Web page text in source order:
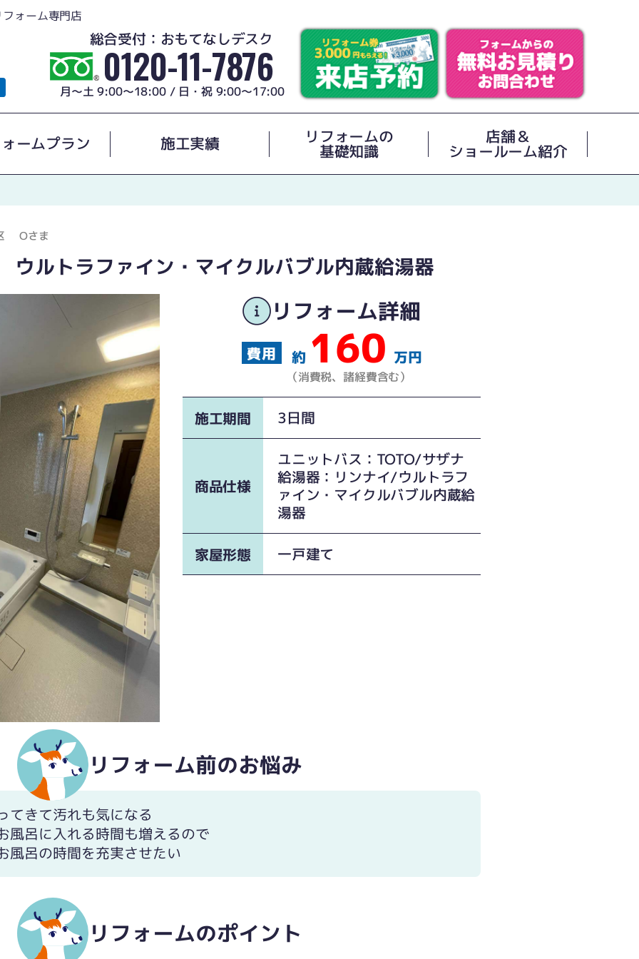
ォーム専門店
総合受付：おもてなしデスク
0120-11-7876
月～土 9:00～18:00 / 日・祝 9:00～17:00
ームプラン 施工実績 リフォームの
基礎知識
店舗＆
ショールーム紹介
Oさま
ルトラファイン・マイクルバブル内蔵給湯器
リフォーム詳細
約 160 万円
（消費税、諸経費含む）
施工期間 3日間
商品仕様
ユニットバス：TOTO/サザナ
給湯器：リンナイ/ウルトラフ
ァイン・マイクルバブル内蔵給
湯器
家屋形態 一戸建て
リフォーム前のお悩み
てきて汚れも気になる
風呂に入れる時間も増えるので
風呂の時間を充実させたい
リフォームのポイント